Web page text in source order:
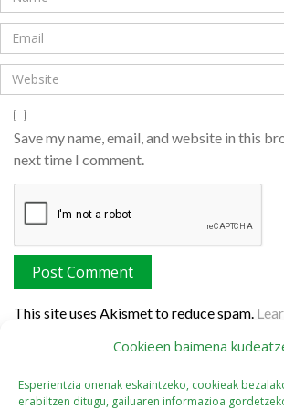
Cookieen baimena
Esperientzia onenak eskaintzeko, cookieak
erabiltzen ditugu, gailuaren informazioa
Save my name, email, and website in this
next time I comment.
This site uses Akismet to reduce spam.